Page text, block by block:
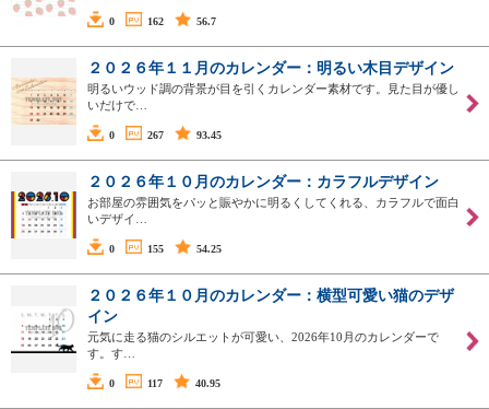
0 162 56.7
２０２６年１１月のカレンダー：明るい木目デザイン
明るいウッド調の背景が目を引くカレンダー素材です。見た目が優し
いだけで…
0 267 93.45
２０２６年１０月のカレンダー：カラフルデザイン
お部屋の雰囲気をパッと賑やかに明るくしてくれる、カラフルで面白
いデザイ…
0 155 54.25
２０２６年１０月のカレンダー：横型可愛い猫のデザ
イン
元気に走る猫のシルエットが可愛い、2026年10月のカレンダーで
す。す…
0 117 40.95